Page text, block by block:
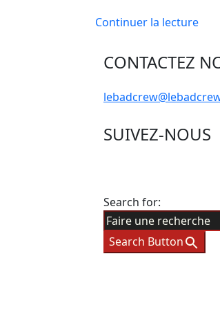
Continuer la lecture
CONTACTEZ
SUIVEZ-NOUS
Search for:
Search Button